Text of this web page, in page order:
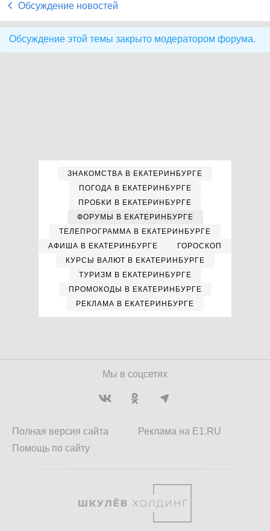
Обсуждение новостей
Обсуждение этой темы закрыто модератором форума.
ЗНАКОМСТВА В ЕКАТЕРИНБУРГЕ
ПОГОДА В ЕКАТЕРИНБУРГЕ
ПРОБКИ В ЕКАТЕРИНБУРГЕ
ФОРУМЫ В ЕКАТЕРИНБУРГЕ
ТЕЛЕПРОГРАММА В ЕКАТЕРИНБУРГЕ
АФИША В ЕКАТЕРИНБУРГЕ
ГОРОСКОП
КУРСЫ ВАЛЮТ В ЕКАТЕРИНБУРГЕ
ТУРИЗМ В ЕКАТЕРИНБУРГЕ
ПРОМОКОДЫ В ЕКАТЕРИНБУРГЕ
РЕКЛАМА В ЕКАТЕРИНБУРГЕ
Мы в соцсетях
Полная версия сайта
Помощь по сайту
Реклама на E1.RU